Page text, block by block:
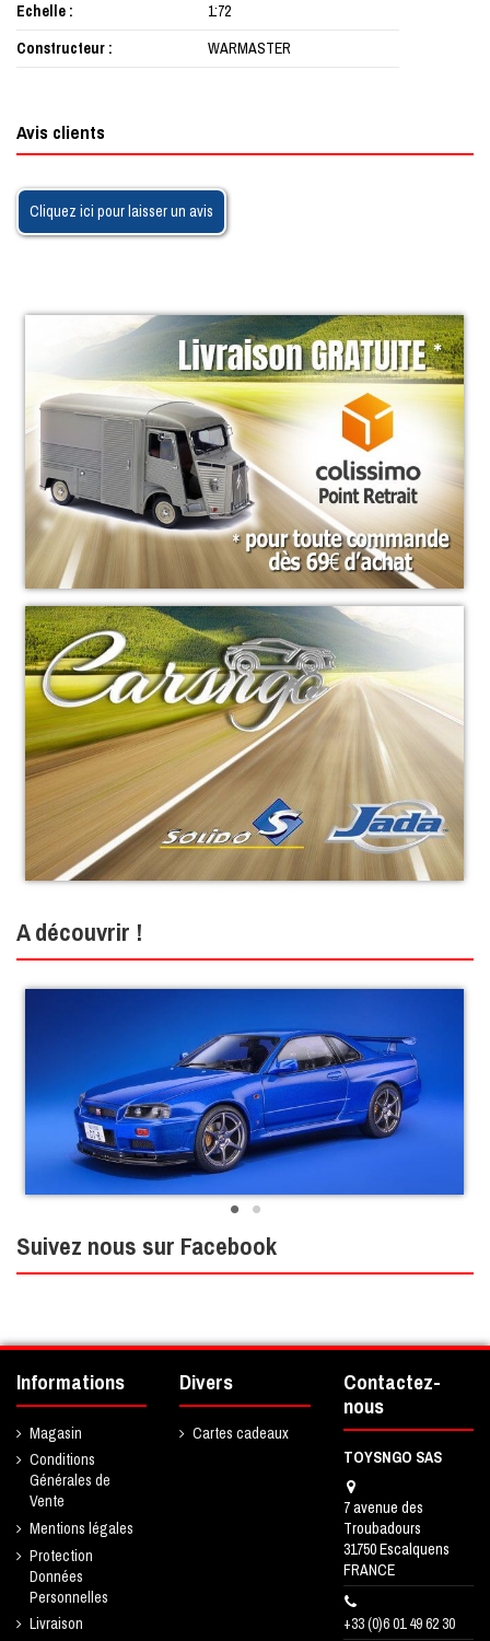
Echelle
1:72
Constructeur
WARMASTER
Avis clients
Cliquez ici pour laisser un avis
A découvrir !
Suivez nous sur Facebook
Informations
Magasin
Conditions
Générales de
Vente
Mentions légales
Protection
Données
Personnelles
Livraison
Divers
Cartes cadeaux
Contactez-
nous
TOYSNGO SAS
7 avenue des
Troubadours
31750 Escalquens
FRANCE
+33 (0)6 01 49 62 30